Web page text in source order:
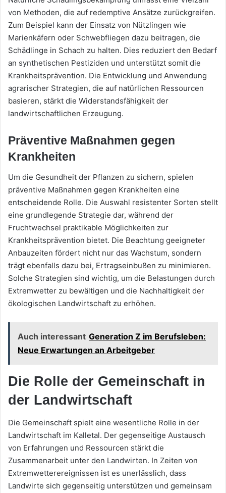
von Methoden, die auf redemptive Ansätze zurückgreifen.
Zum Beispiel kann der Einsatz von Nützlingen wie
Marienkäfern oder Schwebfliegen dazu beitragen, die
Schädlinge in Schach zu halten. Dies reduziert den Bedarf
an synthetischen Pestiziden und unterstützt somit die
Krankheitsprävention. Die Entwicklung und Anwendung
agrarischer Strategien, die auf natürlichen Ressourcen
basieren, stärkt die Widerstandsfähigkeit der
landwirtschaftlichen Erzeugung.
Präventive Maßnahmen gegen
Krankheiten
Um die Gesundheit der Pflanzen zu sichern, spielen
präventive Maßnahmen gegen Krankheiten eine
entscheidende Rolle. Die Auswahl resistenter Sorten stellt
eine grundlegende Strategie dar, während der
Fruchtwechsel praktikable Möglichkeiten zur
Krankheitsprävention bietet. Die Beachtung geeigneter
Anbauzeiten fördert nicht nur das Wachstum, sondern
trägt ebenfalls dazu bei, Ertragseinbußen zu minimieren.
Solche Strategien sind wichtig, um die Belastungen durch
Extremwetter zu bewältigen und die Nachhaltigkeit der
ökologischen Landwirtschaft zu erhöhen.
Auch interessant Generation Z im Berufsleben:
Neue Erwartungen an Arbeitgeber
Die Rolle der Gemeinschaft in
der Landwirtschaft
Die Gemeinschaft spielt eine wesentliche Rolle in der
Landwirtschaft im Kalletal. Der gegenseitige Austausch
von Erfahrungen und Ressourcen stärkt die
Zusammenarbeit unter den Landwirten. In Zeiten von
Extremwetterereignissen ist es unerlässlich, dass
Landwirte sich gegenseitig unterstützen und gemeinsam